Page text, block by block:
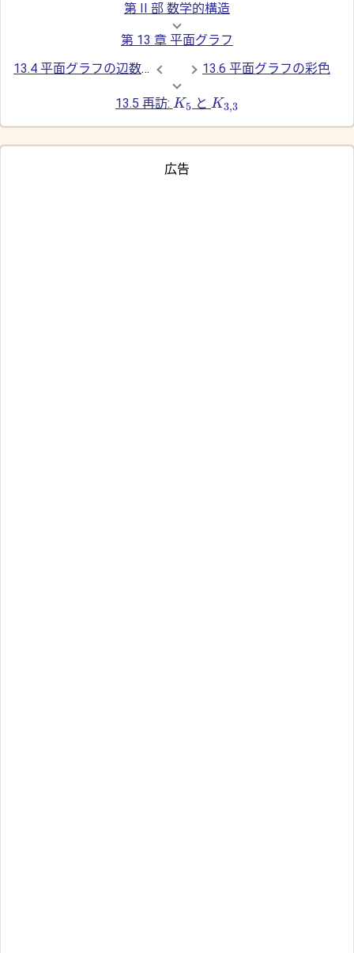
第 II 部 数学的構造
第 13 章 平面グラフ
13.4 平面グラフの辺数の上界
13.6 平面グラフの彩色
13.5 再訪: K5 と K3,3
広告